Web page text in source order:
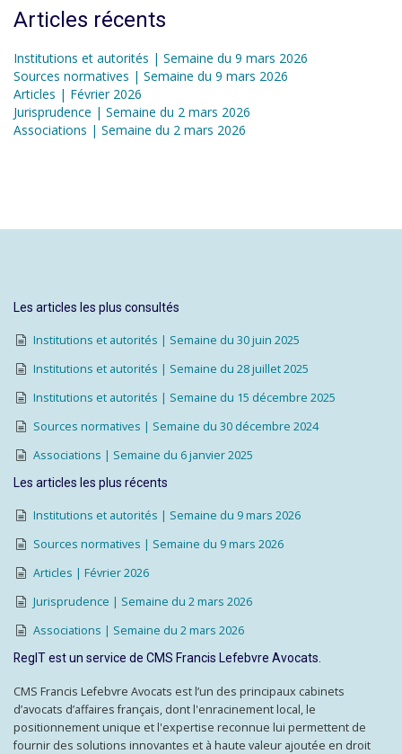
Articles récents
Institutions et autorités | Semaine du 9 mars 2026
Sources normatives | Semaine du 9 mars 2026
Articles | Février 2026
Jurisprudence | Semaine du 2 mars 2026
Associations | Semaine du 2 mars 2026
Les articles les plus consultés
Institutions et autorités | Semaine du 30 juin 2025
Institutions et autorités | Semaine du 28 juillet 2025
Institutions et autorités | Semaine du 15 décembre 2025
Sources normatives | Semaine du 30 décembre 2024
Associations | Semaine du 6 janvier 2025
Les articles les plus récents
Institutions et autorités | Semaine du 9 mars 2026
Sources normatives | Semaine du 9 mars 2026
Articles | Février 2026
Jurisprudence | Semaine du 2 mars 2026
Associations | Semaine du 2 mars 2026
RegIT est un service de CMS Francis Lefebvre Avocats.
CMS Francis Lefebvre Avocats est l’un des principaux cabinets
d’avocats d’affaires français, dont l'enracinement local, le
positionnement unique et l'expertise reconnue lui permettent de
fournir des solutions innovantes et à haute valeur ajoutée en droit